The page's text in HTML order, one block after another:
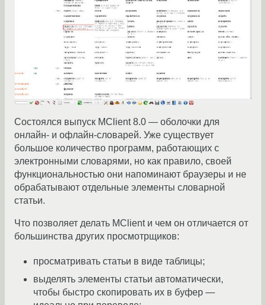
Состоялся выпуск MClient 8.0 — оболочки для
онлайн- и офлайн-словарей. Уже существует
большое количество программ, работающих с
электронными словарями, но как правило, своей
функциональностью они напоминают браузеры и не
обрабатывают отдельные элементы словарной
статьи.
Что позволяет делать MClient и чем он отличается от
большинства других просмотрщиков:
просматривать статьи в виде таблицы;
выделять элементы статьи автоматически,
чтобы быстро скопировать их в буфер —